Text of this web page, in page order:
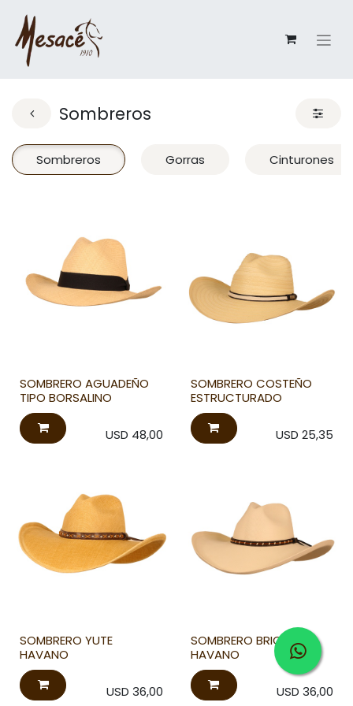
Sombreros
Sombreros Gorras Cinturones
SOMBRERO AGUADEÑO
TIPO BORSALINO
USD 48,00
SOMBRERO COSTEÑO
ESTRUCTURADO
USD 25,35
SOMBRERO YUTE
HAVANO
USD 36,00
SOMBRERO BRIO
HAVANO
USD 36,00